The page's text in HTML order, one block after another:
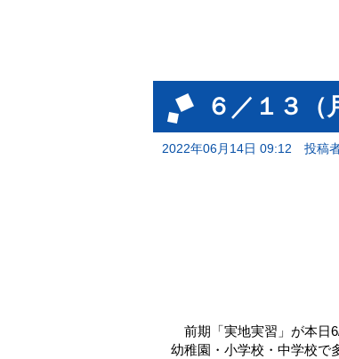
６／１３（
2022年06月14日 09:12 投稿
前期「実地実習」が本日
幼稚園・小学校・中学校で